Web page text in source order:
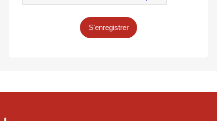
S'enregistrer